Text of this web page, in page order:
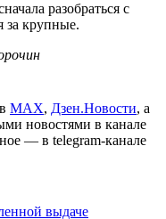
разобраться с
за крупные.
МАХ, Дзен.Новости, а
новостями в канале
— в telegram-канале
выдаче